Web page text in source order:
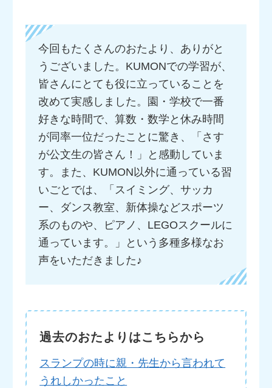
今回もたくさんのおたより、ありがと
うございました。KUMONでの学習が、
皆さんにとても役に立っていることを
改めて実感しました。園・学校で一番
好きな時間で、算数・数学と休み時間
が同率一位だったことに驚き、「さす
が公文生の皆さん！」と感動していま
す。また、KUMON以外に通っている習
いごとでは、「スイミング、サッカ
ー、ダンス教室、新体操などスポーツ
系のものや、ピアノ、LEGOスクールに
通っています。」という多種多様なお
声をいただきました♪
過去のおたよりはこちらから
スランプの時に親・先生から言われて
うれしかったこと